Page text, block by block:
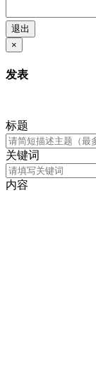
退出
×
发表
标题
关键词
内容